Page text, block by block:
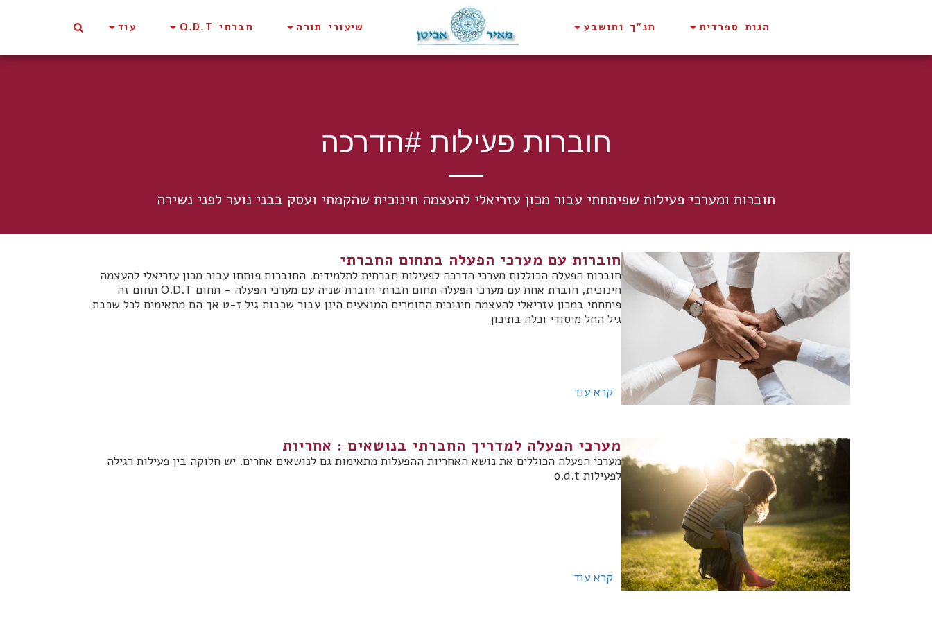
הגות ספרדית תנ"ך ותושבע שיעורי תורה חברתי O.D.T עוד
חוברות פעילות #הדרכה
חוברות ומערכי פעילות שפיתחתי עבור מכון עזריאלי להעצמה חינוכית שהקמתי ועסק בבני נוער לפני נשירה
חוברות עם מערכי הפעלה בתחום החברתי
חוברות הפעלה הכוללות מערכי הדרכה לפעילות חברתית לתלמידים. החוברות פותחו עבור מכון עזריאלי להעצמה
חינוכית, חוברת אחת עם מערכי הפעלה תחום חברתי חוברת שניה עם מערכי הפעלה - תחום O.D.T תחום זה
פיתחתי במכון עזריאלי להעצמה חינוכית החומרים המוצעים הינן עבור שכבות גיל ז-ט אך הם מתאימים לכל שכבת
גיל החל מיסודי וכלה בתיכון
קרא עוד
מערכי הפעלה למדריך החברתי בנושאים : אחריות
מערכי הפעלה הכוללים את נושא האחריות ההפעלות מתאימות גם לנושאים אחרים. יש חלוקה בין פעילות רגילה
לפעילות o.d.t
קרא עוד